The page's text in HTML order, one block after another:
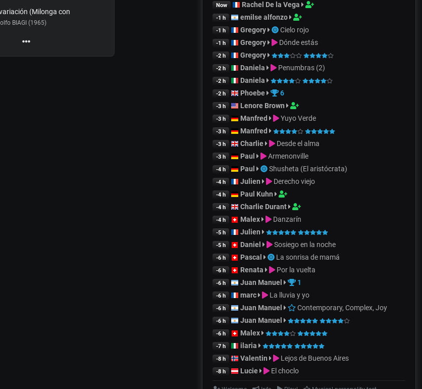
(Milonga con
BIAGI (1965)
Now Rachel De la Vega
-1 h emilse alfonzo
-1 h Gregory Cielo rojo
-1 h Gregory Dónde estás
-2 h Gregory
-2 h Daniela Penumbras (2)
-2 h Daniela
-2 h Phoebe 6
-3 h Lenore Brown
-3 h Manfred Yuyo Verde
-3 h Manfred
-3 h Charlie Desde el alma
-3 h Paul Armenonville
-4 h Paul Shusheta (El aristócrata)
-4 h Julien Derecho viejo
-4 h Paul Kuhn
-4 h Charlie Durant
-4 h Malex Danzarín
-5 h Julien
-5 h Daniel Sosiego en la noche
-6 h Pascal La sonrisa de mamá
-6 h Renata Por la vuelta
-6 h Juan Manuel 1
-6 h marc La lluvia y yo
-6 h Juan Manuel Contemporary, Complex, Joy
-6 h Juan Manuel
-6 h Malex
-7 h ilaria
-8 h Valentin Lejos de Buenos Aires
-8 h Lucie El choclo